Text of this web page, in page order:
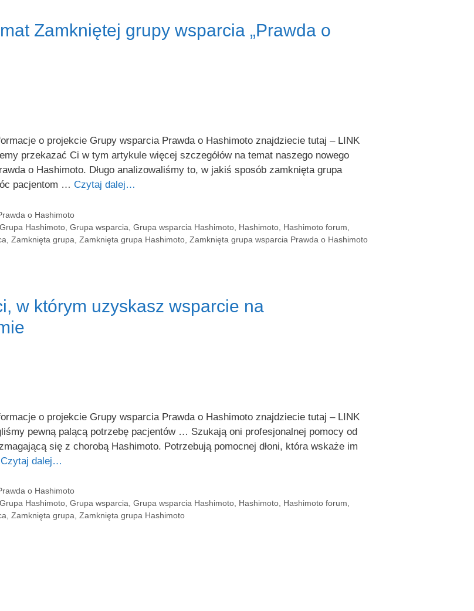
Zamkniętej grupy wsparcia „Prawda o
o projekcie Grupy wsparcia Prawda o Hashimoto znajdziecie tutaj – LINK
przekazać Ci w tym artykule więcej szczegółów na temat naszego nowego
o Hashimoto. Długo analizowaliśmy to, w jakiś sposób zamknięta grupa
pacjentom … Czytaj dalej…
o Hashimoto
Grupa Hashimoto, Grupa wsparcia, Grupa wsparcia Hashimoto, Hashimoto, Hashimoto forum,
, Zamknięta grupa, Zamknięta grupa Hashimoto, Zamknięta grupa wsparcia Prawda o Hashimoto
w którym uzyskasz wsparcie na
o projekcie Grupy wsparcia Prawda o Hashimoto znajdziecie tutaj – LINK
pewną palącą potrzebę pacjentów … Szukają oni profesjonalnej pomocy od
się z chorobą Hashimoto. Potrzebują pomocnej dłoni, która wskaże im
Czytaj dalej…
o Hashimoto
Grupa Hashimoto, Grupa wsparcia, Grupa wsparcia Hashimoto, Hashimoto, Hashimoto forum,
, Zamknięta grupa, Zamknięta grupa Hashimoto